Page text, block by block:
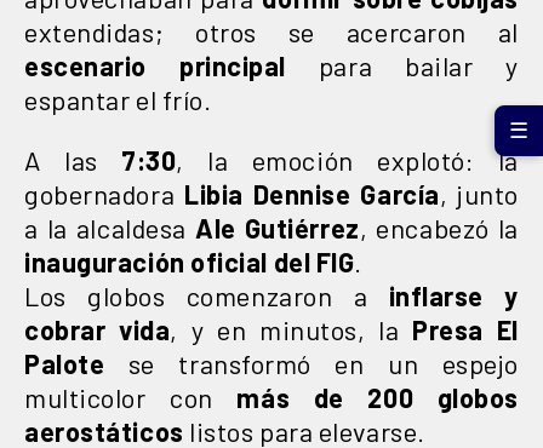
extendidas; otros se acercaron al
escenario principal para bailar y
espantar el frío.
A las 7:30, la emoción explotó: la
gobernadora Libia Dennise García, junto
a la alcaldesa Ale Gutiérrez, encabezó la
inauguración oficial del FIG
Los globos comenzaron a inflarse y
cobrar vida, y en minutos, la Presa El
Palote se transformó en un espejo
multicolor con más de 200 globos
aerostáticos listos para elevarse.
☰